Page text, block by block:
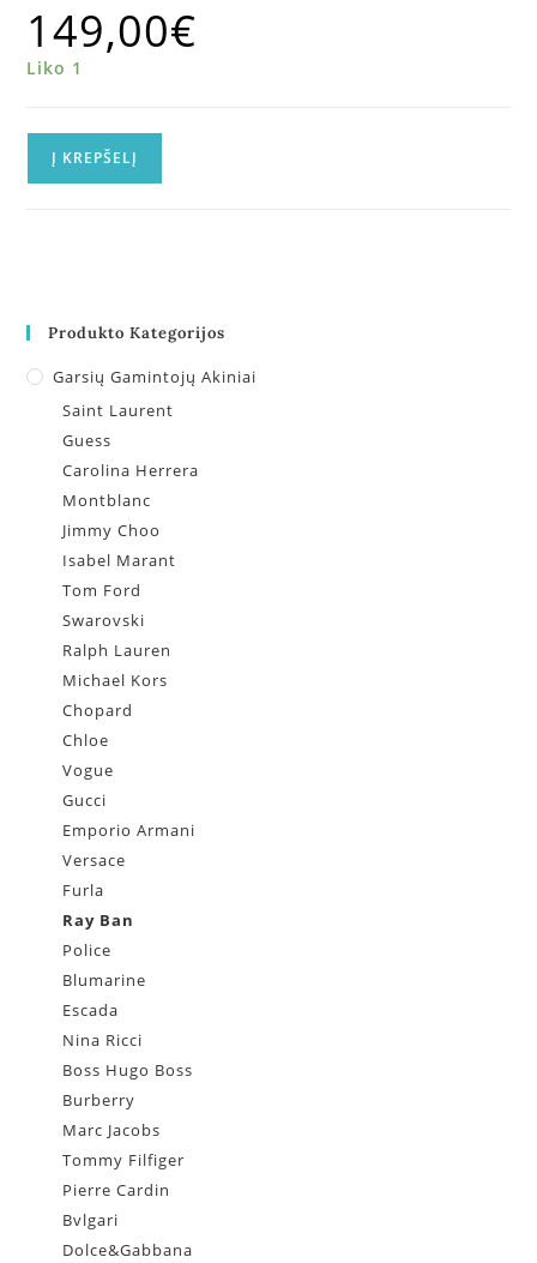
149,00€
Liko 1
Į KREPŠELĮ
Produkto Kategorijos
Garsių Gamintojų Akiniai
Saint Laurent
Guess
Carolina Herrera
Montblanc
Jimmy Choo
Isabel Marant
Tom Ford
Swarovski
Ralph Lauren
Michael Kors
Chopard
Chloe
Vogue
Gucci
Emporio Armani
Versace
Furla
Ray Ban
Police
Blumarine
Escada
Nina Ricci
Boss Hugo Boss
Burberry
Marc Jacobs
Tommy Filfiger
Pierre Cardin
Bvlgari
Dolce&Gabbana